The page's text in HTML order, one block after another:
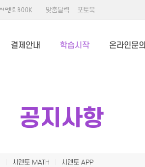
맞춤달력 포토북
결제안내 학습시작 온라인문의
공지사항
시멘토 MATH 시멘토 APP